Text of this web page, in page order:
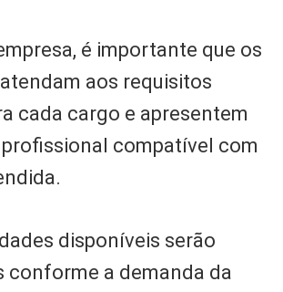
é importante que os
aos requisitos
cada cargo e apresentem
compatível com
disponíveis serão
conforme a demanda da